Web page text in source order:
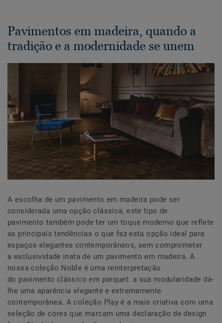
Pavimentos em madeira, quando a
tradição e a modernidade se unem
A escolha de um pavimento em madeira pode ser
considerada uma opção clássica, este tipo de
pavimento também pode ter um toque moderno que reflete
as principais tendências o que faz esta opção ideal para
espaços elegantes contemporâneos, sem comprometer
a exclusividade inata de um pavimento em madeira. A
nossa coleção Noble é uma reinterpretação
do pavimento clássico em parquet: a sua modularidade dá-
lhe uma aparência elegante e extremamente
contemporânea. A coleção Play é a mais criativa com uma
seleção de cores que marcam uma declaração de design